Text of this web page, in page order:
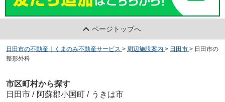
ページトップへ
日田市の不動産｜くまのみ不動産サービス > 周辺施設案内 > 日田市 > 日田市の
整形外科
市区町村から探す
日田市 / 阿蘇郡小国町 / うきは市